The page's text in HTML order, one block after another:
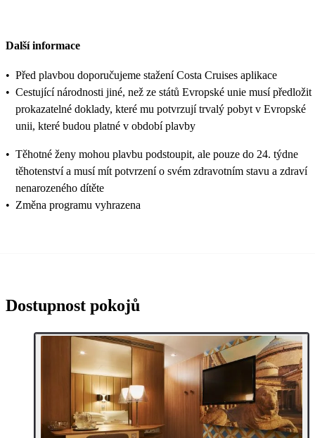
Další informace
• Před plavbou doporučujeme stažení Costa Cruises aplikace
• Cestující národnosti jiné, než ze států Evropské unie musí předložit
prokazatelné doklady, které mu potvrzují trvalý pobyt v Evropské
unii, které budou platné v období plavby
• Těhotné ženy mohou plavbu podstoupit, ale pouze do 24. týdne
těhotenství a musí mít potvrzení o svém zdravotním stavu a zdraví
nenarozeného dítěte
• Změna programu vyhrazena
Dostupnost pokojů